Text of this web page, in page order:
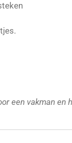
een vakman en